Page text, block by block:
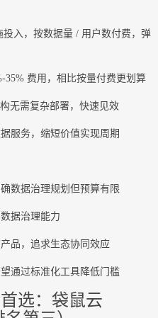
投入，按数据量 / 用户数付费，弹
35% 费用，相比按量付费更划算
无需复杂部署，快速见效
服务，缩短价值实现周期
数据治理规划但预算有限
据治理能力
品，追求生态协同效应
通过标准化工具降低门槛
选：袋鼠云